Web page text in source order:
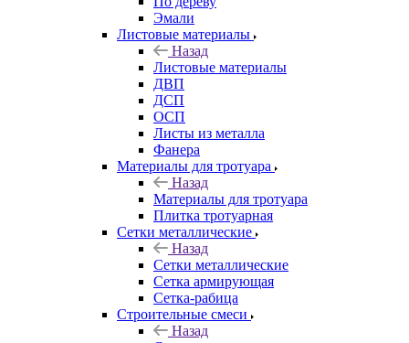
Эмали
Листовые материалы
Назад
Листовые материалы
ДВП
ДСП
ОСП
Листы из металла
Фанера
Материалы для тротуара
Назад
Материалы для тротуара
Плитка тротуарная
Сетки металлические
Назад
Сетки металлические
Сетка армирующая
Сетка-рабица
Строительные смеси
Назад